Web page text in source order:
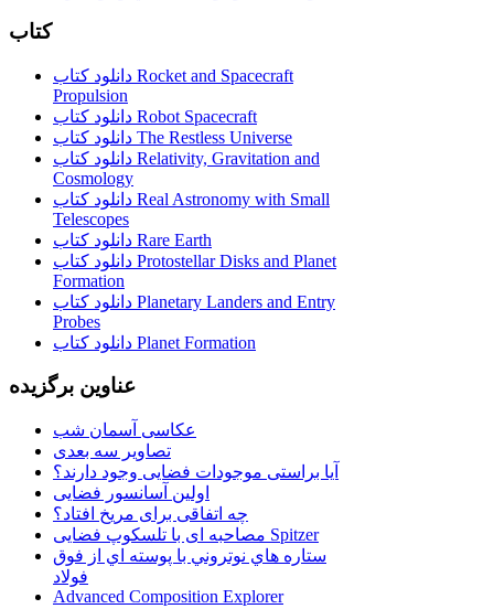
کتاب
دانلود کتاب Rocket and Spacecraft
Propulsion
دانلود کتاب Robot Spacecraft
دانلود کتاب The Restless Universe
دانلود کتاب Relativity, Gravitation and
Cosmology
دانلود کتاب Real Astronomy with Small
Telescopes
دانلود کتاب Rare Earth
دانلود کتاب Protostellar Disks and Planet
Formation
دانلود کتاب Planetary Landers and Entry
Probes
دانلود کتاب Planet Formation
عناوین برگزیده
عکاسی آسمان شب
تصاویر سه بعدی
آیا براستی موجودات فضایی وجود دارند؟
اولین آسانسور فضایی
چه اتفاقی برای مریخ افتاد؟
مصاحبه ای با تلسکوپ فضایی Spitzer
ستاره هاي نوتروني با پوسته اي از فوق
فولاد
Advanced Composition Explorer